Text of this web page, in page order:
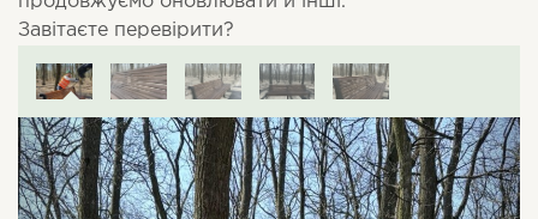
Завітаєте перевірити?